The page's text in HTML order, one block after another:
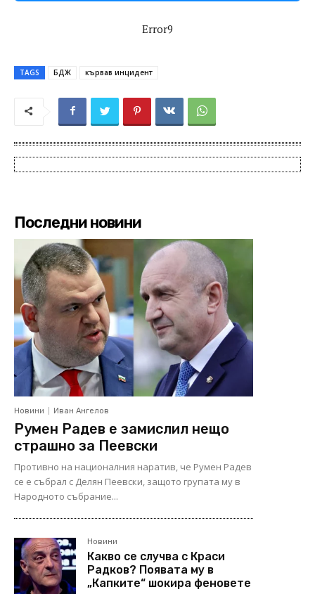
Error9
TAGS БДЖ кървав инцидент
Последни новини
Новини Иван Ангелов
Румен Радев е замислил нещо
страшно за Пеевски
Противно на националния наратив, че Румен Радев
се е събрал с Делян Пеевски, защото групата му в
Народното събрание...
Новини
Какво се случва с Краси
Радков? Появата му в
„Капките“ шокира феновете